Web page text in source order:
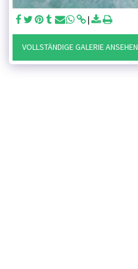
VOLLSTÄNDIGE GALERIE ANSEHEN